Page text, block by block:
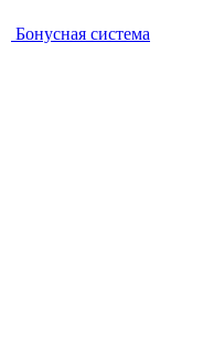
Бонусная система